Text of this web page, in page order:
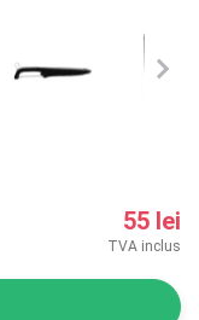
55 lei
TVA inclus